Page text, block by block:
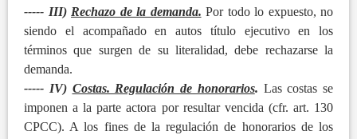
----- III) Rechazo de la demanda. Por todo lo expuesto, no
siendo el acompañado en autos título ejecutivo en los
términos que surgen de su literalidad, debe rechazarse la
demanda.
----- IV) Costas. Regulación de honorarios. Las costas se
imponen a la parte actora por resultar vencida (cfr. art. 130
CPCC). A los fines de la regulación de honorarios de los